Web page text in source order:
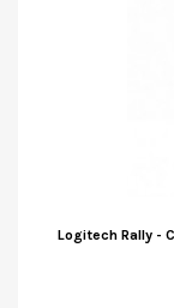
Logitech Rally -